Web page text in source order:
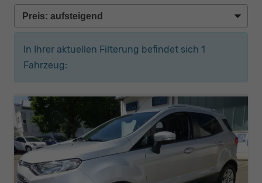
In Ihrer aktuellen Filterung befindet sich 1
Fahrzeug: